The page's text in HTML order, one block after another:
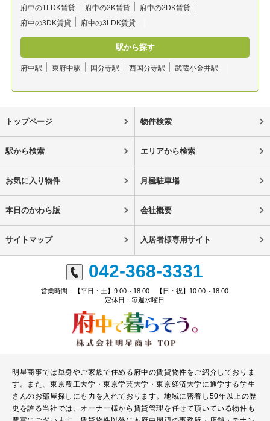
府中の1LDK賃貸
府中の2K賃貸
府中の2DK賃貸
府中の3DK賃貸
府中の3LDK賃貸
駅から探す
府中駅 東府中駅 国分寺駅 西国分寺駅 武蔵小金井駅
トップページ 物件検索
駅から検索 エリアから検索
お気に入り物件 月極駐車場
本日のかわら版 会社概要
サイトマップ 入居者様専用サイト
042-368-3331
営業時間：【平日・土】9:00～18:00 【日・祝】10:00～18:00
定休日：毎週水曜日
明星商事では単身やご家族で住める府中の賃貸物件をご紹介しておりま
す。また、東京農工大学・東京学芸大学・東京経済大学に通学する学生
さんのお部屋探しにも力を入れております。地域に密着し50年以上の歴
史を誇る当社では、オーナー様から賃貸管理を任せて頂いている物件も